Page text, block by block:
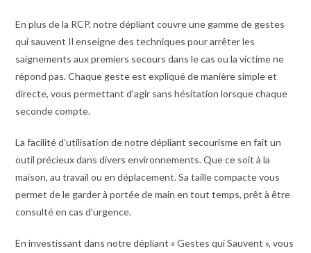
En plus de la RCP, notre dépliant couvre une gamme de gestes
qui sauvent Il enseigne des techniques pour arrêter les
saignements aux premiers secours dans le cas ou la victime ne
répond pas. Chaque geste est expliqué de manière simple et
directe, vous permettant d’agir sans hésitation lorsque chaque
seconde compte.
La facilité d’utilisation de notre dépliant secourisme en fait un
outil précieux dans divers environnements. Que ce soit à la
maison, au travail ou en déplacement. Sa taille compacte vous
permet de le garder à portée de main en tout temps, prêt à être
consulté en cas d’urgence.
En investissant dans notre dépliant « Gestes qui Sauvent », vous